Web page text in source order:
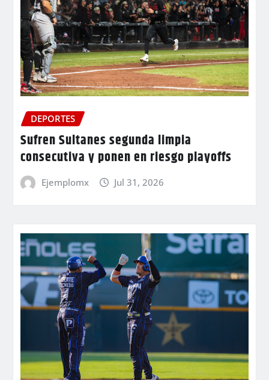
DEPORTES
Sufren Sultanes segunda limpia
consecutiva y ponen en riesgo playoffs
Ejemplomx Jul 31, 2026